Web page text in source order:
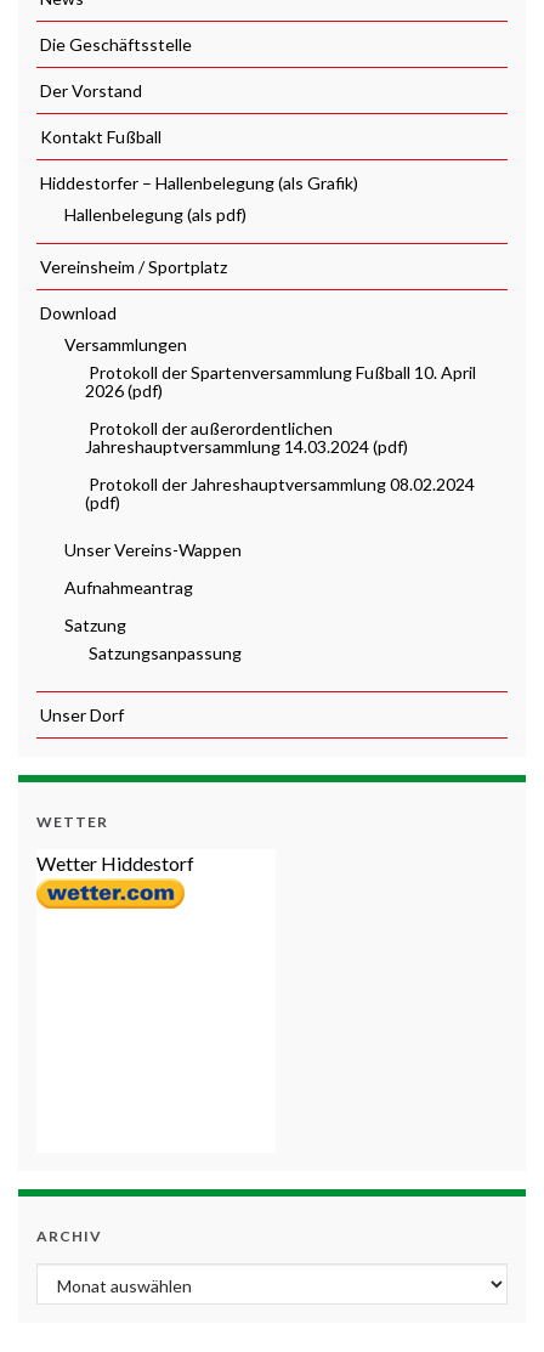
Die Geschäftsstelle
Der Vorstand
Kontakt Fußball
Hiddestorfer – Hallenbelegung (als Grafik)
Hallenbelegung (als pdf)
Vereinsheim / Sportplatz
Download
Versammlungen
Protokoll der Spartenversammlung Fußball 10. April
2026 (pdf)
Protokoll der außerordentlichen
Jahreshauptversammlung 14.03.2024 (pdf)
Protokoll der Jahreshauptversammlung 08.02.2024
(pdf)
Unser Vereins-Wappen
Aufnahmeantrag
Satzung
Satzungsanpassung
Unser Dorf
WETTER
Wetter Hiddestorf
ARCHIV
Archiv